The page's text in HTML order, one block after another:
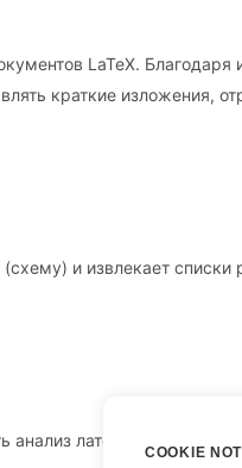
LaTeX. Благодаря
краткие изложения,
и извлекает списки
латекса.
COOKIE